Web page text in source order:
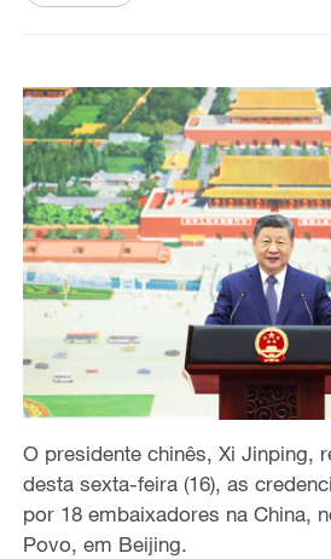
O presidente chinês, Xi Jinping,
desta sexta-feira (16), as
por 18 embaixadores na China,
Povo, em Beijing.